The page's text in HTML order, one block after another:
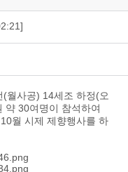
공) 14세조 하정(오
약 30여명이 참석하여
시제 제향행사를 하